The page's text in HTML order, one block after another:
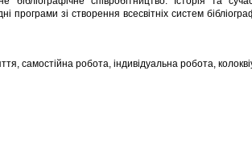
програми зі створення всесвітніх систем
самостійна робота, індивідуальна робота,